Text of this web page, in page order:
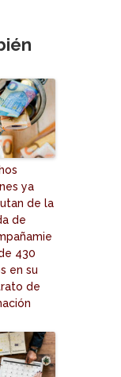
ya
de la
de
430
en su
de